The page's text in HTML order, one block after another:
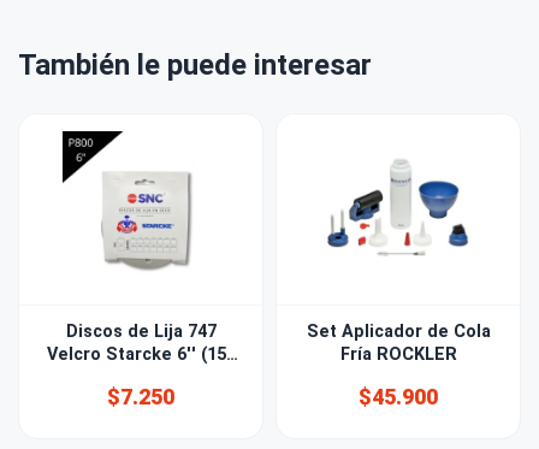
También le puede interesar
Discos de Lija 747
Velcro Starcke 6'' (150
$7.250
Set Aplicador de Cola
Fría ROCKLER
$45.900